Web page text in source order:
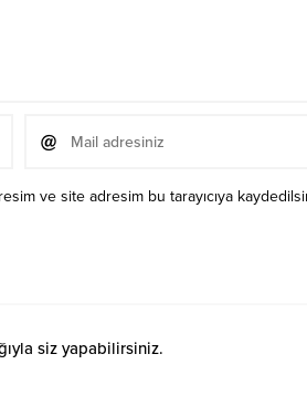
ve site adresim bu tarayıcıya
siz yapabilirsiniz.